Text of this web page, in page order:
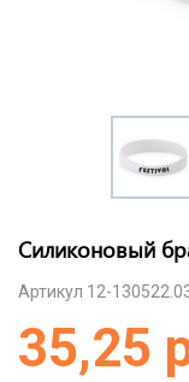
Силиконовый
Артикул 12-
35,25